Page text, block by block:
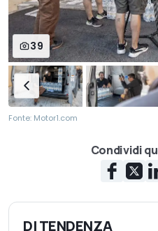
39
Fonte: Motor1.com
Condividi
DI TENDENZA